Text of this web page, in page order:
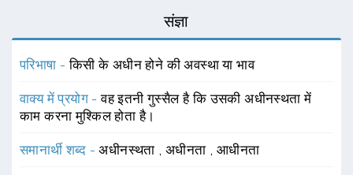
संज्ञा
परिभाषा -किसी के अधीन होने की अवस्था या भाव
वाक्य में प्रयोग -वह इतनी गुस्सैल है कि उसकी अधीनस्थता में
काम करना मुश्किल होता है।
समानार्थी शब्द -अधीनस्थता ,अधीनता , आधीनता